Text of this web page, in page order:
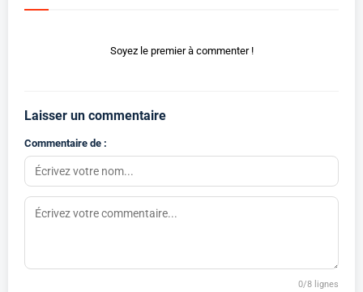
Soyez le premier à commenter !
Laisser un commentaire
Commentaire de :
0/8 lignes